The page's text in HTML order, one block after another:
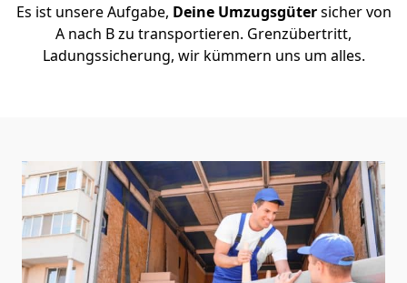
Es ist unsere Aufgabe, Deine Umzugsgütersicher von
A nach B zu transportieren. Grenzübertritt,
Ladungssicherung, wir kümmern uns um alles.